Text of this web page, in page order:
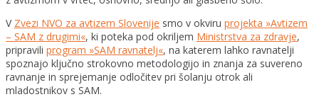
V Zvezi NVO za avtizem Slovenije smo v okviru projekta »Avtizem
– SAM z drugimi«, ki poteka pod okriljem Ministrstva za zdravje,
pripravili program »SAM ravnatelj«, na katerem lahko ravnatelji
spoznajo ključno strokovno metodologijo in znanja za suvereno
ravnanje in sprejemanje odločitev pri šolanju otrok ali
mladostnikov s SAM.